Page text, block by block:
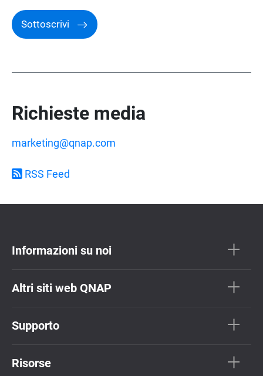
Sottoscrivi
Richieste media
marketing@qnap.com
RSS Feed
Informazioni su noi
Altri siti web QNAP
Supporto
Risorse